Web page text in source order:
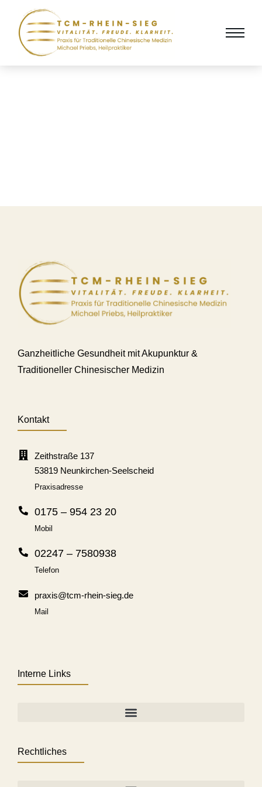
Ganzheitliche Gesundheit mit Akupunktur &
Traditioneller Chinesischer Medizin
Kontakt
Zeithstraße 137
53819 Neunkirchen-Seelscheid
Praxisadresse
0175 – 954 23 20
Mobil
02247 – 7580938
Telefon
praxis@tcm-rhein-sieg.de
Mail
Interne Links
Rechtliches